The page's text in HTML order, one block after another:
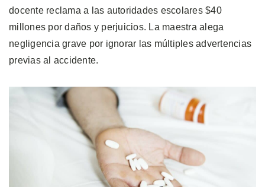
docente reclama a las autoridades escolares $40
millones por daños y perjuicios. La maestra alega
negligencia grave por ignorar las múltiples advertencias
previas al accidente.